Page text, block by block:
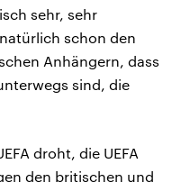
sehr, sehr
schon den
Anhängern, dass
sind, die
droht, die UEFA
den britischen und